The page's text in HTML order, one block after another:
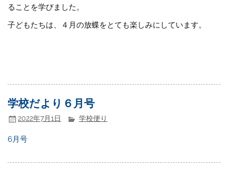
ることを学びました。
子どもたちは、４月の放蝶をとても楽しみにしています。
学校だより６月号
2022年7月1日 学校便り
6月号